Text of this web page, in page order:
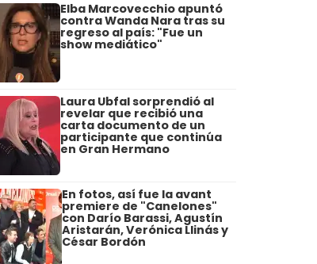
Elba Marcovecchio apuntó
contra Wanda Nara tras su
regreso al país: "Fue un
show mediático"
Laura Ubfal sorprendió al
revelar que recibió una
carta documento de un
participante que continúa
en Gran Hermano
En fotos, así fue la avant
premiere de "Canelones"
con Darío Barassi, Agustín
Aristarán, Verónica Llinás y
César Bordón